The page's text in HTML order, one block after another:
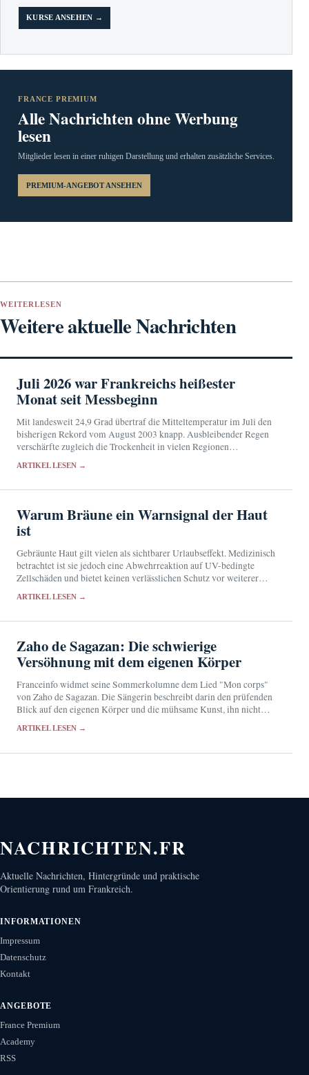
KURSE ANSEHEN →
FRANCE PREMIUM
Alle Nachrichten ohne Werbung
lesen
Mitglieder lesen in einer ruhigen Darstellung und erhalten zusätzliche Services.
PREMIUM-ANGEBOT ANSEHEN
WEITERLESEN
Weitere aktuelle Nachrichten
Juli 2026 war Frankreichs heißester
Monat seit Messbeginn
Mit landesweit 24,9 Grad übertraf die Mitteltemperatur im Juli den
bisherigen Rekord vom August 2003 knapp. Ausbleibender Regen
verschärfte zugleich die Trockenheit in vielen Regionen
ARTIKEL LESEN →
Warum Bräune ein Warnsignal der Haut
ist
Gebräunte Haut gilt vielen als sichtbarer Urlaubseffekt. Medizinisch
betrachtet ist sie jedoch eine Abwehrreaktion auf UV-bedingte
Zellschäden und bietet keinen verlässlichen Schutz vor weiterer
ARTIKEL LESEN →
Zaho de Sagazan: Die schwierige
Versöhnung mit dem eigenen Körper
Franceinfo widmet seine Sommerkolumne dem Lied "Mon corps"
von Zaho de Sagazan. Die Sängerin beschreibt darin den prüfenden
Blick auf den eigenen Körper und die mühsame Kunst, ihn nicht
ARTIKEL LESEN →
NACHRICHTEN.FR
Aktuelle Nachrichten, Hintergründe und praktische
Orientierung rund um Frankreich.
INFORMATIONEN
Impressum
Datenschutz
Kontakt
ANGEBOTE
France Premium
Academy
RSS